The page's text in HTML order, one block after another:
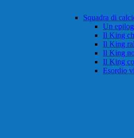
Squadra di
Un
Il King
Il King
Il King
Il King
Esordio